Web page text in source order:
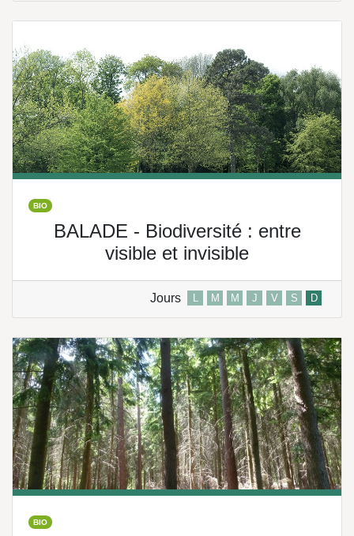
BIO
BALADE - Biodiversité : entre
visible et invisible
Jours L M M J V S D
BIO